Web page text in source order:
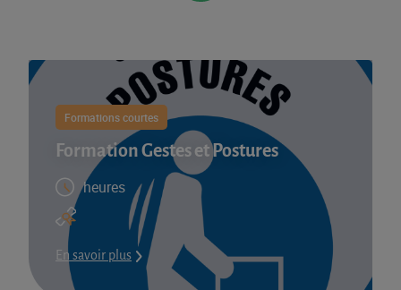
Formations courtes
Formation Gestes et Postures
heures
En savoir plus